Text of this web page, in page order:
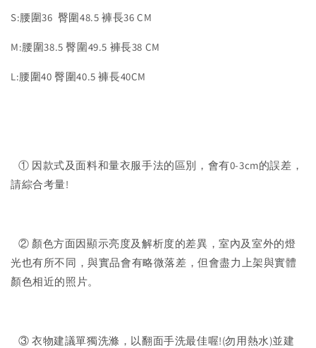
S:腰圍36 臀圍48.5 褲長36 CM
M:腰圍38.5 臀圍49.5 褲長38 CM
L:腰圍40 臀圍40.5 褲長40CM
① 因款式及面料和量衣服手法的區別，會有0-3cm的誤差，
請綜合考量!
② 顏色方面因顯示亮度及解析度的差異，室內及室外的燈
光也有所不同，與實品會有略微落差，但會盡力上架與實體
顏色相近的照片。
③ 衣物建議單獨洗滌，以翻面手洗最佳喔!(勿用熱水)並建